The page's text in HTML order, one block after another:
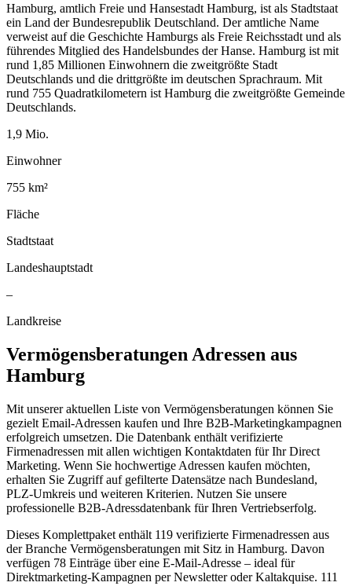
Hamburg, amtlich Freie und Hansestadt Hamburg, ist als Stadtstaat
ein Land der Bundesrepublik Deutschland. Der amtliche Name
verweist auf die Geschichte Hamburgs als Freie Reichsstadt und als
führendes Mitglied des Handelsbundes der Hanse. Hamburg ist mit
rund 1,85 Millionen Einwohnern die zweitgrößte Stadt
Deutschlands und die drittgrößte im deutschen Sprachraum. Mit
rund 755 Quadratkilometern ist Hamburg die zweitgrößte Gemeinde
Deutschlands.
1,9 Mio.
Einwohner
755 km²
Fläche
Stadtstaat
Landeshauptstadt
–
Landkreise
Vermögensberatungen Adressen aus
Hamburg
Mit unserer aktuellen Liste von Vermögensberatungen können Sie
gezielt Email-Adressen kaufen und Ihre B2B-Marketingkampagnen
erfolgreich umsetzen. Die Datenbank enthält verifizierte
Firmenadressen mit allen wichtigen Kontaktdaten für Ihr Direct
Marketing. Wenn Sie hochwertige Adressen kaufen möchten,
erhalten Sie Zugriff auf gefilterte Datensätze nach Bundesland,
PLZ-Umkreis und weiteren Kriterien. Nutzen Sie unsere
professionelle B2B-Adressdatenbank für Ihren Vertriebserfolg.
Dieses Komplettpaket enthält 119 verifizierte Firmenadressen aus
der Branche Vermögensberatungen mit Sitz in Hamburg. Davon
verfügen 78 Einträge über eine E-Mail-Adresse – ideal für
Direktmarketing-Kampagnen per Newsletter oder Kaltakquise. 111